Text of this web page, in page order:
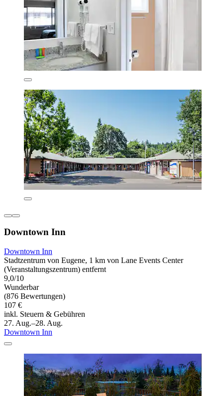
Downtown Inn
Downtown Inn
Stadtzentrum von Eugene, 1 km von Lane Events Center
(Veranstaltungszentrum) entfernt
9,0/10
Wunderbar
(876 Bewertungen)
107 €
inkl. Steuern & Gebühren
27. Aug.–28. Aug.
Downtown Inn